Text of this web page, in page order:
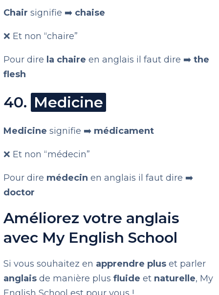
Chairsignifie ➡️ chaise
❌ Et non “chaire”
Pour dire la chaireen anglais il faut dire ➡️the
flesh
40. Medicine
Medicinesignifie ➡️ médicament
❌ Et non “médecin”
Pour dire médecinen anglais il faut dire ➡️
doctor
Améliorez votre anglais
avec My English School
Si vous souhaitez en apprendre pluset parler
anglaisde manière plusfluideet naturelle, My